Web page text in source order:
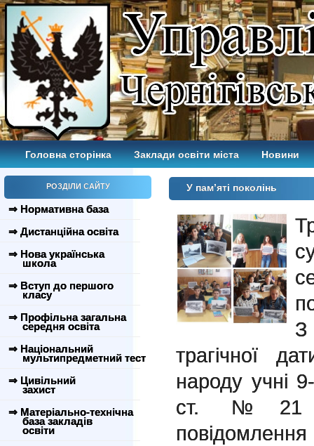
Головна сторінка Заклади освіти міста Новини
РОЗДІЛИ САЙТУ
⇒ Нормативна база
⇒ Дистанційна освіта
⇒ Нова українська
школа
⇒ Вступ до першого
класу
⇒ Профільна загальна
середня освіта
⇒ Національний
мультипредметний тест
⇒ Цивільний
захист
⇒ Матеріально-технічна
база закладів
освіти
У пам’яті поколінь
З
трагічної
народу учні
ст. №21